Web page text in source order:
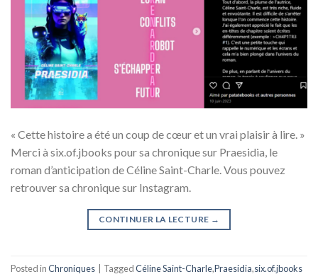
« Cette histoire a été un coup de cœur et un vrai plaisir à lire. »
Merci à six.of.jbooks pour sa chronique sur Praesidia, le
roman d’anticipation de Céline Saint-Charle. Vous pouvez
retrouver sa chronique sur Instagram.
CONTINUER LA LECTURE →
Posted inChroniques TaggedCéline Saint-Charle,Praesidia,six.of.jbooks